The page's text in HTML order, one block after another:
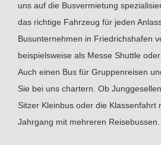
uns auf die Busvermietung
das richtige Fahrzeug für jeden
Busunternehmen in Friedrichshafen
beispielsweise als Messe Shuttle
Auch einen Bus für Gruppenreisen
Sie bei uns chartern. Ob
Sitzer Kleinbus oder die Klassenfahrt
Jahrgang mit mehreren Reisebussen.